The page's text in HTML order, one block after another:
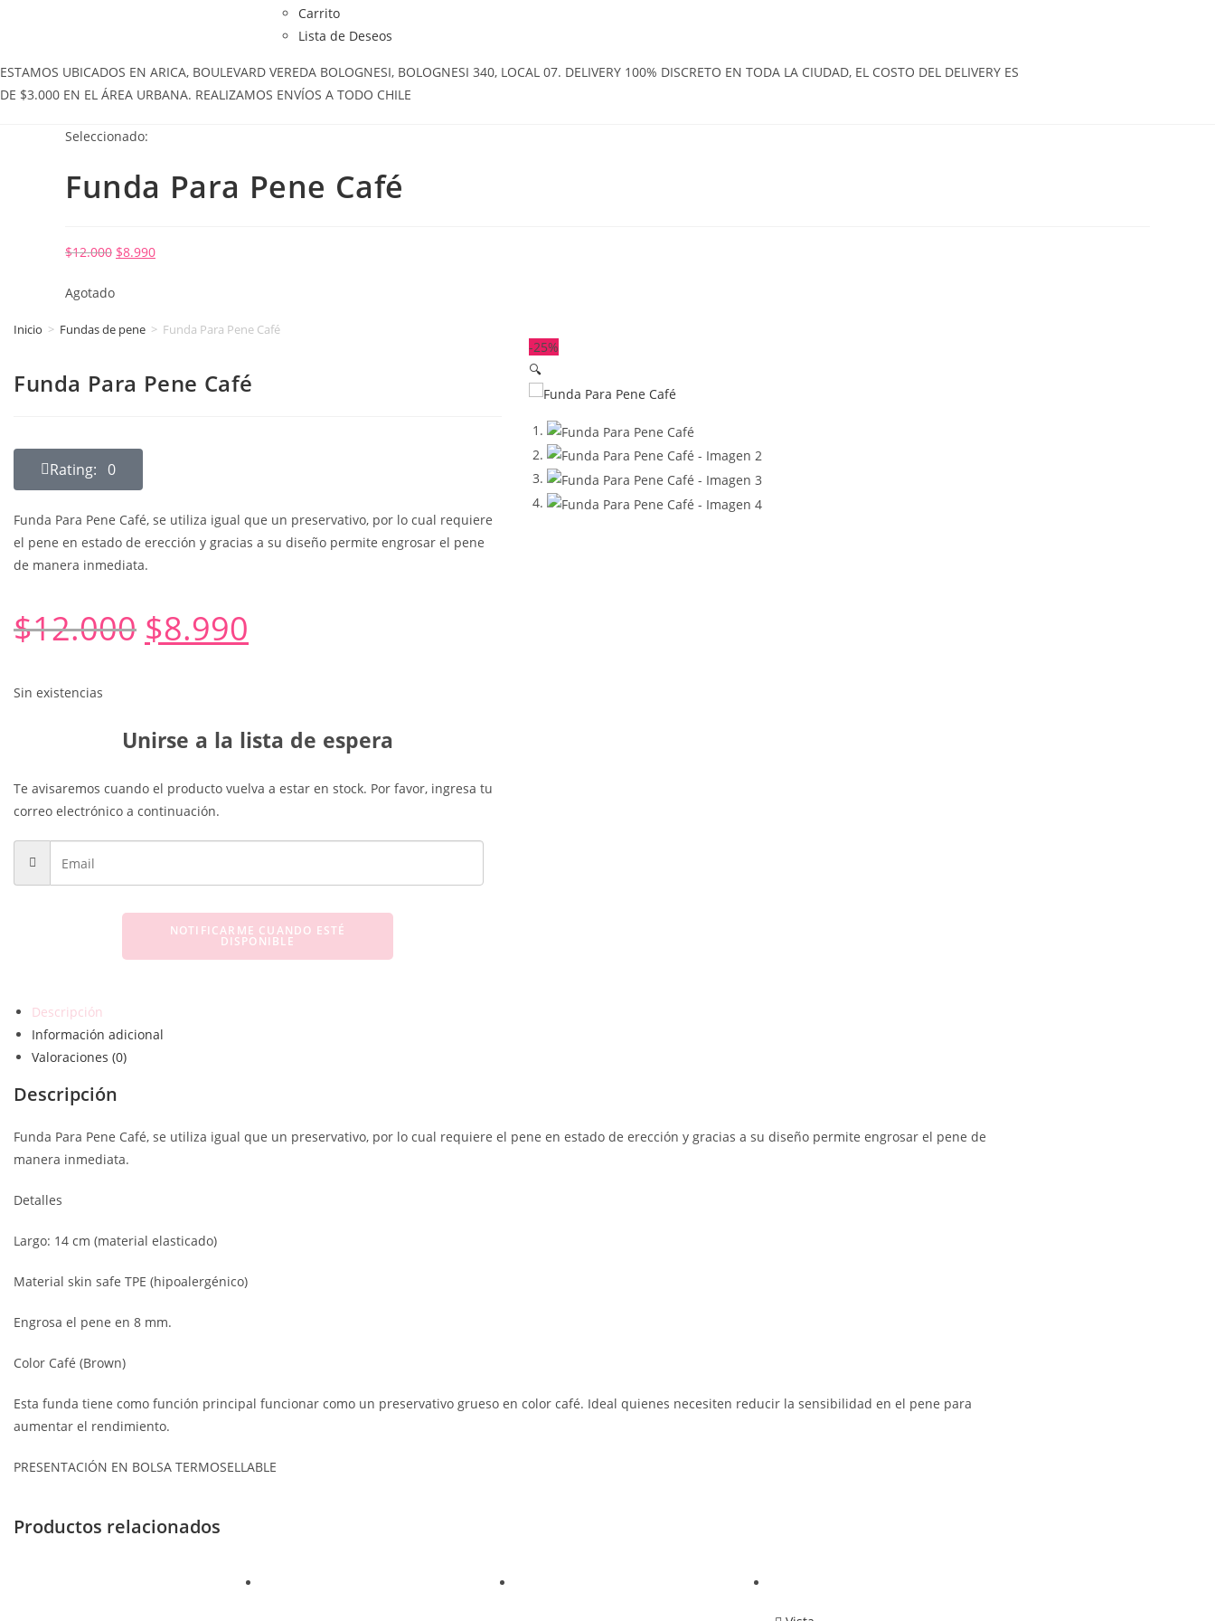
Carrito
Lista de Deseos
ESTAMOS UBICADOS EN ARICA, BOULEVARD VEREDA BOLOGNESI, BOLOGNESI 340, LOCAL 07. DELIVERY 100% DISCRETO EN TODA LA CIUDAD, EL COSTO DEL DELIVERY ES
DE $3.000 EN EL ÁREA URBANA. REALIZAMOS ENVÍOS A TODO CHILE
Seleccionado:
Funda Para Pene Café
$12.000 $8.990
Agotado
Inicio > Fundas de pene > Funda Para Pene Café
Funda Para Pene Café
Rating: 0
Funda Para Pene Café, se utiliza igual que un preservativo, por lo cual requiere
el pene en estado de erección y gracias a su diseño permite engrosar el pene
de manera inmediata.
$12.000 $8.990
Sin existencias
Unirse a la lista de espera
Te avisaremos cuando el producto vuelva a estar en stock. Por favor, ingresa tu
correo electrónico a continuación.
NOTIFICARME CUANDO ESTÉ
DISPONIBLE
-25%
🔍
Descripción
Información adicional
Valoraciones (0)
Descripción
Funda Para Pene Café, se utiliza igual que un preservativo, por lo cual requiere el pene en estado de erección y gracias a su diseño permite engrosar el pene de
manera inmediata.
Detalles
Largo: 14 cm (material elasticado)
Material skin safe TPE (hipoalergénico)
Engrosa el pene en 8 mm.
Color Café (Brown)
Esta funda tiene como función principal funcionar como un preservativo grueso en color café. Ideal quienes necesiten reducir la sensibilidad en el pene para
aumentar el rendimiento.
PRESENTACIÓN EN BOLSA TERMOSELLABLE
Productos relacionados